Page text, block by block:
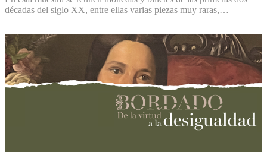
décadas del siglo XX, entre ellas varias piezas muy raras,…